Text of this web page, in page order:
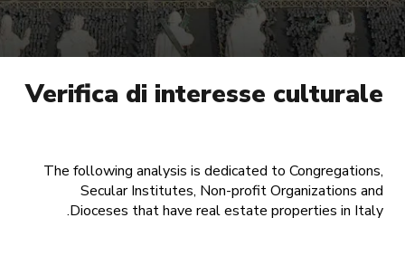
Verifica di interesse culturale
The following analysis is dedicated to Congregations,
Secular Institutes, Non-profit Organizations and
Dioceses that have real estate properties in Italy.